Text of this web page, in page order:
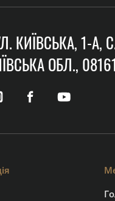
КИЇВСЬКА, 1-А,
ОБЛ., 08161